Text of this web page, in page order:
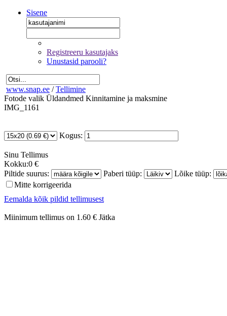
Sisene
Registreeru kasutajaks
Unustasid parooli?
www.snap.ee / Tellimine
Fotode valik Üldandmed Kinnitamine ja maksmine
IMG_1161
Kogus:
Sinu Tellimus
Kokku:0 €
Piltide suurus:
Paberi tüüp:
Lõike tüüp:
Mitte korrigeerida
Eemalda kõik pildid tellimusest
Miinimum tellimus on 1.60 € Jätka